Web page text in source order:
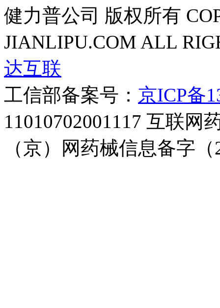
健力普公司 版权所有
JIANLIPU.COM ALL
达互联
工信部备案号： 京ICP备
11010702001117 互联网
（京）网药械信息备字